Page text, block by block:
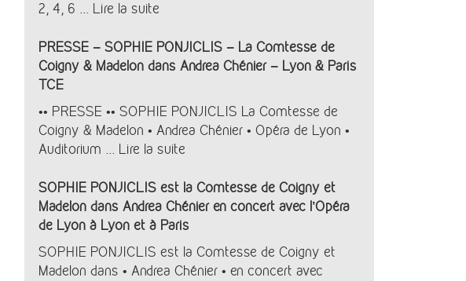
2, 4, 6 ... Lire la suite
PRESSE – SOPHIE PONJICLIS – La Comtesse de
Coigny & Madelon dans Andrea Chénier – Lyon & Paris
TCE
•• PRESSE •• SOPHIE PONJICLIS La Comtesse de
Coigny & Madelon • Andrea Chénier • Opéra de Lyon •
Auditorium ... Lire la suite
SOPHIE PONJICLIS est la Comtesse de Coigny et
Madelon dans Andrea Chénier en concert avec l’Opéra
de Lyon à Lyon et à Paris
SOPHIE PONJICLIS est la Comtesse de Coigny et
Madelon dans • Andrea Chénier • en concert avec